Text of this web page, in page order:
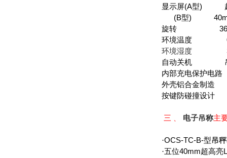
显示屏(A型)
(B型)
旋转
环境温度
环境湿度
自动关机
内部充电保护电路
外壳铝合金制造
按键防碰撞设计
三﹑ 电子吊称主
·OCS-TC-B-型吊秤
·五位40mm超高亮